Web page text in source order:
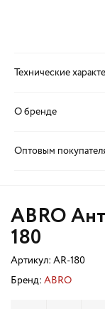
Технические
О бренде
Оптовым
ABRO
180
Артикул: AR-180
Бренд: ABRO